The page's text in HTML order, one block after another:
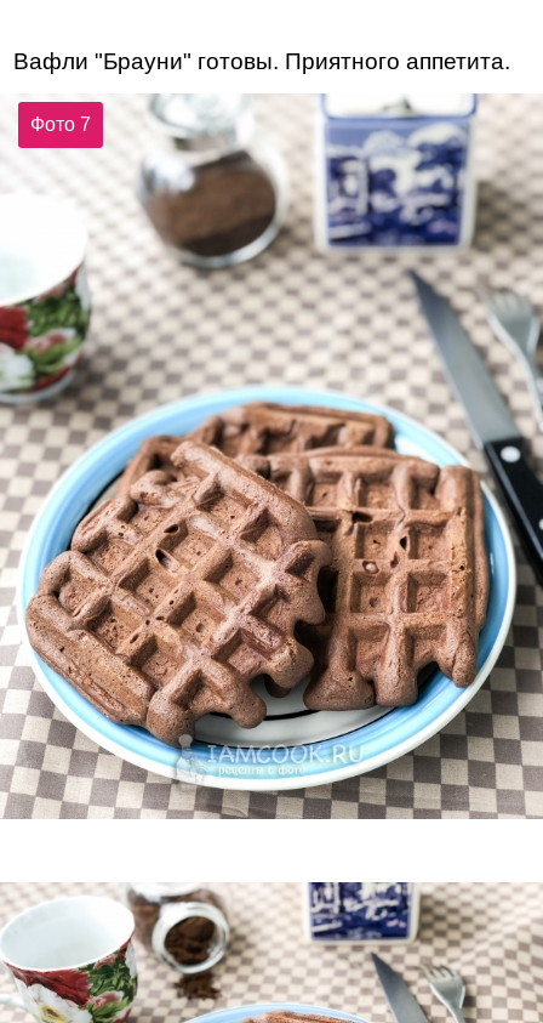
Вафли "Брауни" готовы. Приятного аппетита.
Фото 7